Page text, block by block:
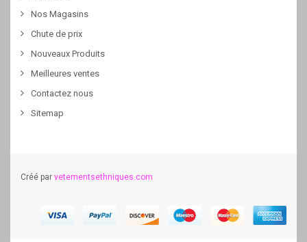
Nos Magasins
Chute de prix
Nouveaux Produits
Meilleures ventes
Contactez nous
Sitemap
Créé par vetementsethniques.com